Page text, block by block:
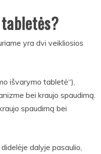
yra dvi veikliosios
išvarymo tabletė“),
bei kraujo spaudimą.
spaudimą bei
dalyje pasaulio,